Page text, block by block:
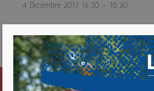
4 Dicembre 2017 16:30 – 18:30
Vedi il calendario completo